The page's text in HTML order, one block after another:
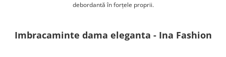
debordantă în forțele proprii.
Imbracaminte dama eleganta - Ina Fashion